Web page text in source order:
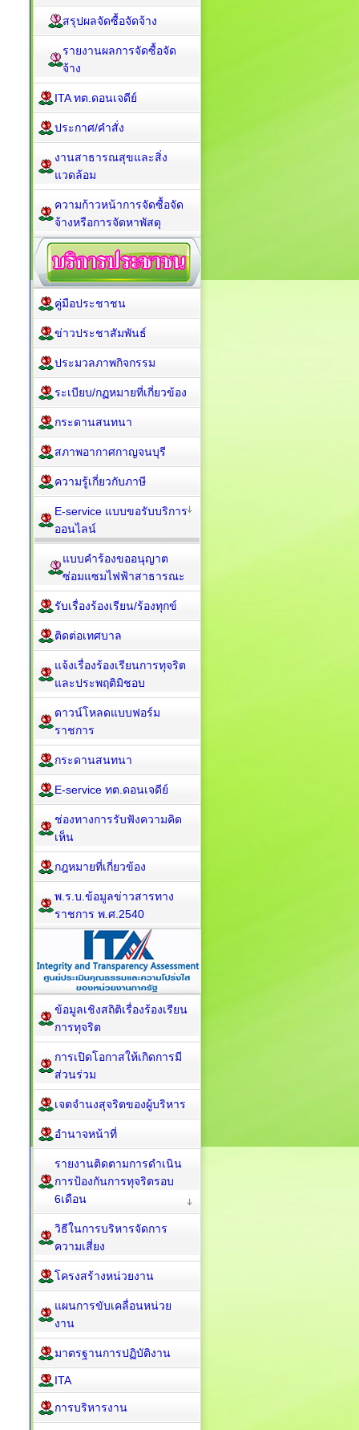
สรุปผลจัดซื้อจัดจ้าง
รายงานผลการจัดซื้อจัด
จ้าง
ITA ทต.ดอนเจดีย์
ประกาศ/คำสั่ง
งานสาธารณสุขและสิ่ง
แวดล้อม
ความก้าวหน้าการจัดซื้อจัด
จ้างหรือการจัดหาพัสดุ
คู่มือประชาชน
ข่าวประชาสัมพันธ์
ประมวลภาพกิจกรรม
ระเบียบ/กฏหมายที่เกี่ยวข้อง
กระดานสนทนา
สภาพอากาศกาญจนบุรี
ความรู้เกี่ยวกับภาษี
E-service แบบขอรับบริการ
ออนไลน์
แบบคำร้องขออนุญาต
ซ่อมแซมไฟฟ้าสาธารณะ
รับเรื่องร้องเรียน/ร้องทุกข์
ติดต่อเทศบาล
แจ้งเรื่องร้องเรียนการทุจริต
และประพฤติมิชอบ
ดาวน์โหลดแบบฟอร์ม
ราชการ
กระดานสนทนา
E-service ทต.ดอนเจดีย์
ช่องทางการรับฟังความคิด
เห็น
กฎหมายที่เกี่ยวข้อง
พ.ร.บ.ข้อมูลข่าวสารทาง
ราชการ พ.ศ.2540
ข้อมูลเชิงสถิติเรื่องร้องเรียน
การทุจริต
การเปิดโอกาสให้เกิดการมี
ส่วนร่วม
เจตจำนงสุจริตของผู้บริหาร
อำนาจหน้าที่
รายงานติดตามการดำเนิน
การป้องกันการทุจริตรอบ
6เดือน
วิธีในการบริหารจัดการ
ความเสี่ยง
โครงสร้างหน่วยงาน
แผนการขับเคลื่อนหน่วย
งาน
มาตรฐานการปฏิบัติงาน
ITA
การบริหารงาน